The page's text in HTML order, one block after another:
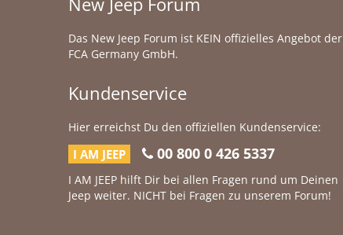
Das New Jeep Forum ist KEIN offizielles Angebot der
FCA Germany GmbH.
Kundenservice
Hier erreichst Du den offiziellen Kundenservice:
I AM JEEP 00 800 0 426 5337
I AM JEEP hilft Dir bei allen Fragen rund um Deinen
Jeep weiter. NICHT bei Fragen zu unserem Forum!